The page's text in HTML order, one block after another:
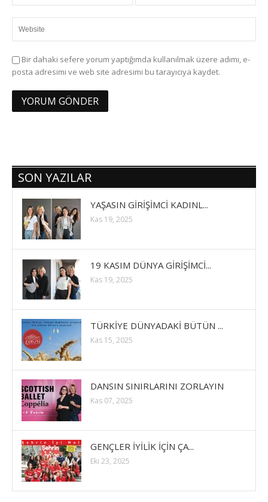
Bir dahaki sefere yorum yaptığımda kullanılmak üzere adımı, e-
posta adresimi ve web site adresimi bu tarayıcıya kaydet.
SON YAZILAR
YAŞASIN GİRİŞİMCİ KADINL...
Kas 19, 2025
19 KASIM DÜNYA GİRİŞİMCİ...
Kas 19, 2025
TÜRKİYE DÜNYADAKİ BÜTÜN ...
Kas 15, 2025
DANSIN SINIRLARINI ZORLAYIN
Kas 07, 2025
GENÇLER İYİLİK İÇİN ÇA...
Eki 23, 2025